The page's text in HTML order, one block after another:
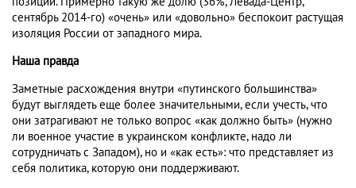
сентябрь 2014-го) «очень» или «довольно» беспокоит растущая
изоляция России от западного мира.
Наша правда
Заметные расхождения внутри «путинского большинства»
будут выглядеть еще более значительными, если учесть, что
они затрагивают не только вопрос «как должно быть» (нужно
ли военное участие в украинском конфликте, надо ли
сотрудничать с Западом), но и «как есть»: что представляет из
себя политика, которую они поддерживают.